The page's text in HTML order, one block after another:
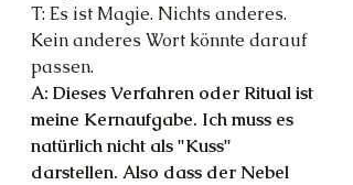
T: Es ist Magie. Nichts anderes.
Kein anderes Wort könnte darauf
passen.
A: Dieses Verfahren oder Ritual ist
meine Kernaufgabe. Ich muss es
natürlich nicht als "Kuss"
darstellen. Also dass der Nebel